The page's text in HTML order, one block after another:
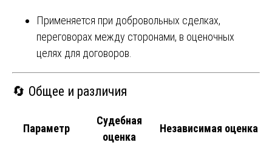
Применяется при добровольных сделках,
переговорах между сторонами, в оценочных
целях для договоров.
🔄 Общее и различия
Параметр
Судебная
оценка
Независимая оценка